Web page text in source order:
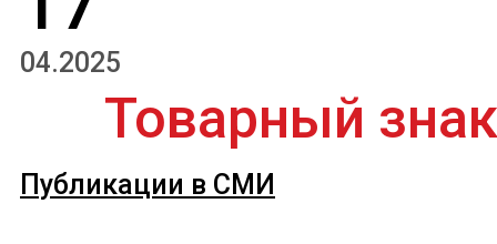
04.2025
Товарный
Публикации в СМИ